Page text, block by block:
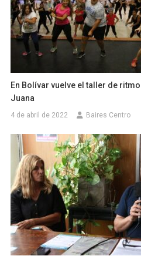
En Bolívar vuelve el taller de
Juana
4 de abril de 2022 Baires Centro